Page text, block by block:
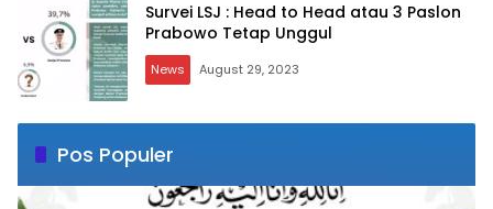
Survei LSJ : Head to Head atau 3 Paslon
Prabowo Tetap Unggul
News August 29, 2023
Pos Populer